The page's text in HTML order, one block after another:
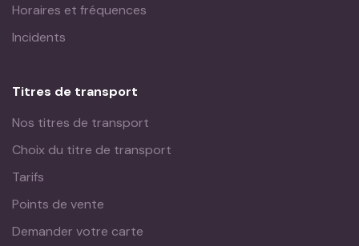
Horaires et fréquences
Incidents
Titres de transport
Nos titres de transport
Choix du titre de transport
Tarifs
Points de vente
Demander votre carte